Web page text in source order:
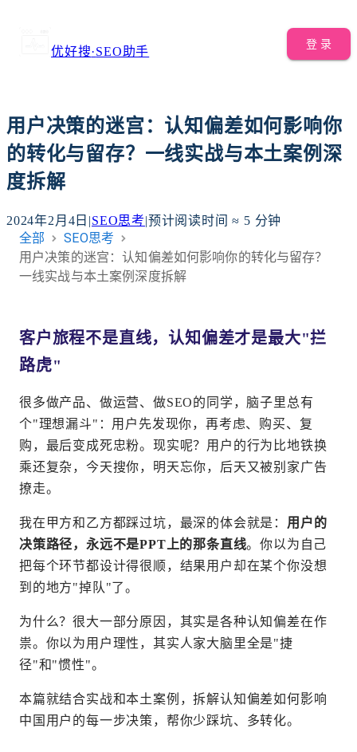
优好搜·SEO助手
登 录
用户决策的迷宫：认知偏差如何影响你
的转化与留存？一线实战与本土案例深
度拆解
2024年2月4日 |SEO思考|预计阅读时间 ≈ 5 分钟
全部
SEO思考
用户决策的迷宫：认知偏差如何影响你的转化与留存？
一线实战与本土案例深度拆解
客户旅程不是直线，认知偏差才是最大"拦
路虎"
很多做产品、做运营、做SEO的同学，脑子里总有
个"理想漏斗"：用户先发现你，再考虑、购买、复
购，最后变成死忠粉。现实呢？用户的行为比地铁换
乘还复杂，今天搜你，明天忘你，后天又被别家广告
撩走。
我在甲方和乙方都踩过坑，最深的体会就是： 用户的
决策路径，永远不是PPT上的那条直线。你以为自己
把每个环节都设计得很顺，结果用户却在某个你没想
到的地方"掉队"了。
为什么？很大一部分原因，其实是各种认知偏差在作
祟。你以为用户理性，其实人家大脑里全是"捷
径"和"惯性"。
本篇就结合实战和本土案例，拆解认知偏差如何影响
中国用户的每一步决策，帮你少踩坑、多转化。